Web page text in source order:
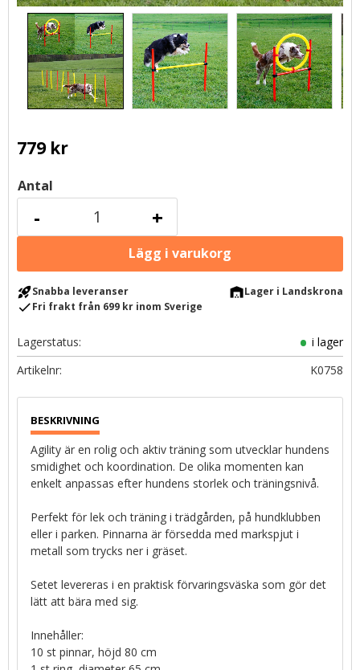
779kr
Antal
+
-
rocket_launchSnabba leveranser warehouseLager i Landskrona
checkFri frakt från 699 kr inom Sverige
Lagerstatus
i lager
Artikelnr
K0758
Agility är en rolig och aktiv träning som utvecklar hundens
smidighet och koordination. De olika momenten kan
enkelt anpassas efter hundens storlek och träningsnivå.
Perfekt för lek och träning i trädgården, på hundklubben
eller i parken. Pinnarna är försedda med markspjut i
metall som trycks ner i gräset.
Setet levereras i en praktisk förvaringsväska som gör det
lätt att bära med sig.
Innehåller:
10 st pinnar, höjd 80 cm